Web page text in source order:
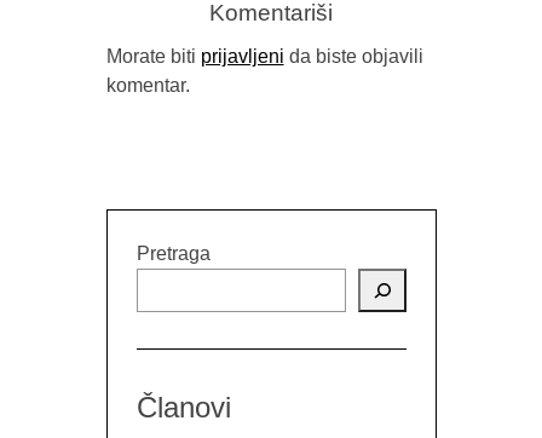
Komentariši
Morate biti prijavljeni da biste objavili
komentar.
Pretraga
Članovi